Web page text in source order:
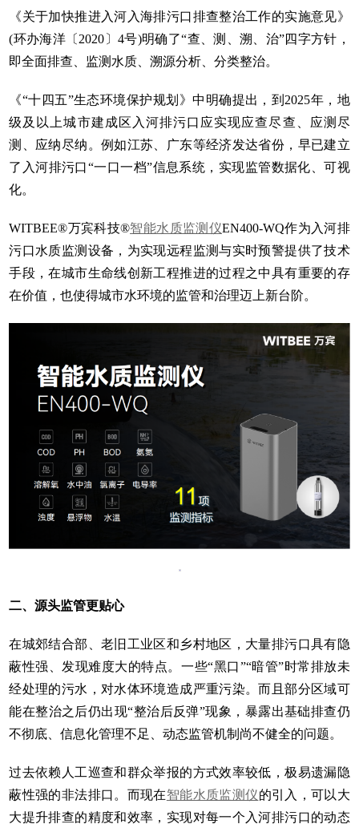
《关于加快推进入河入海排污口排查整治工作的实施意见》
(环办海洋〔2020〕4号)明确了“查、测、溯、治”四字方针，
即全面排查、监测水质、溯源分析、分类整治。
《“十四五”生态环境保护规划》中明确提出，到2025年，地
级及以上城市建成区入河排污口应实现应查尽查、应测尽
测、应纳尽纳。例如江苏、广东等经济发达省份，早已建立
了入河排污口“一口一档”信息系统，实现监管数据化、可视
化。
WITBEE®万宾科技®智能水质监测仪EN400-WQ作为入河排
污口水质监测设备，为实现远程监测与实时预警提供了技术
手段，在城市生命线创新工程推进的过程之中具有重要的存
在价值，也使得城市水环境的监管和治理迈上新台阶。
二、源头监管更贴心
在城郊结合部、老旧工业区和乡村地区，大量排污口具有隐
蔽性强、发现难度大的特点。一些“黑口”“暗管”时常排放未
经处理的污水，对水体环境造成严重污染。而且部分区域可
能在整治之后仍出现“整治后反弹”现象，暴露出基础排查仍
不彻底、信息化管理不足、动态监管机制尚不健全的问题。
过去依赖人工巡查和群众举报的方式效率较低，极易遗漏隐
蔽性强的非法排口。而现在智能水质监测仪的引入，可以大
大提升排查的精度和效率，实现对每一个入河排污口的动态